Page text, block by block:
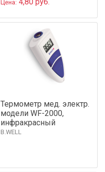
Цена:
Термометр мед. электр.
модели WF-2000,
инфракрасный
B.WELL